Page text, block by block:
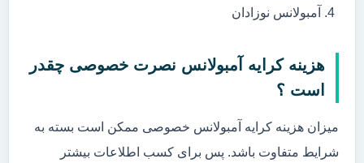
آمبولانس نوزادان
هزینه کرایه آمبولانس نصرت خصوصی چقدر
است ؟
میزان هزینه کرایه آمبولانس خصوصی ممکن است بسته به
شرایط متفاوت باشد. پس برای کسب اطلاعات بیشتر